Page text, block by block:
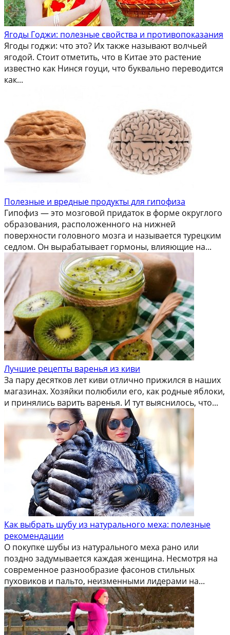
Ягоды Годжи: полезные свойства и противопоказания
Ягоды годжи: что это? Их также называют волчьей
ягодой. Стоит отметить, что в Китае это растение
известно как Нинся гоуци, что буквально переводится
как...
Полезные и вредные продукты для гипофиза
Гипофиз — это мозговой придаток в форме округлого
образования, расположенного на нижней
поверхности головного мозга и называется турецким
седлом. Он вырабатывает гормоны, влияющие на...
Лучшие рецепты варенья из киви
За пару десятков лет киви отлично прижился в наших
магазинах. Хозяйки полюбили его, как родные яблоки,
и принялись варить варенья. И тут выяснилось, что...
Как выбрать шубу из натурального меха: полезные
рекомендации
О покупке шубы из натурального меха рано или
поздно задумывается каждая женщина. Несмотря на
современное разнообразие фасонов стильных
пуховиков и пальто, неизменными лидерами на...